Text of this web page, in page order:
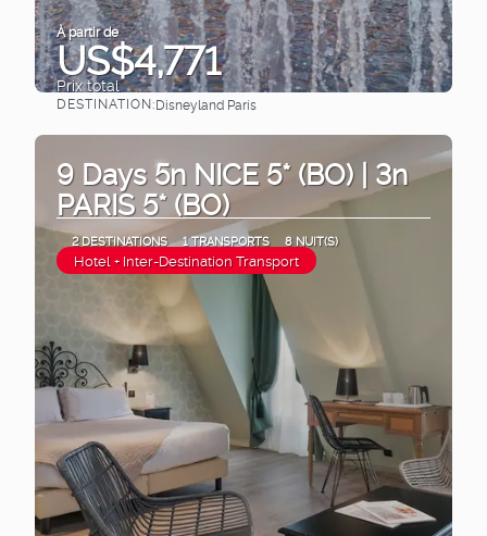
À partir de
US$4,771
Prix ​​total
Afficher
DESTINATION:Disneyland París
9 Days 5n NICE 5* (BO) | 3n
PARIS 5* (BO)
2 DESTINATIONS 1 TRANSPORTS 8 NUIT(S)
Hotel + Inter-Destination Transport